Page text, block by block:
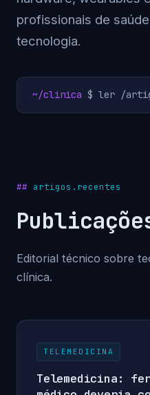
profissionais de
tecnologia.
~/clinica $ ler /
artigos.recentes
Editorial técnico sobre
clínica.
TELEMEDICINA
Telemedicina: